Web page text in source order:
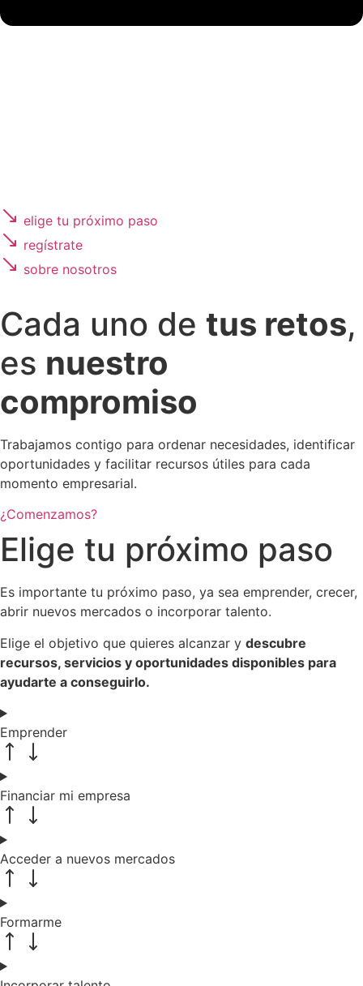
elige tu próximo paso
regístrate
sobre nosotros
Cada uno de tus retos,
es nuestro
compromiso
Trabajamos contigo para ordenar necesidades, identificar
oportunidades y facilitar recursos útiles para cada
momento empresarial.
¿Comenzamos?
Elige tu próximo paso
Es importante tu próximo paso, ya sea emprender, crecer,
abrir nuevos mercados o incorporar talento.
Elige el objetivo que quieres alcanzar y descubre
recursos, servicios y oportunidades disponibles para
ayudarte a conseguirlo.
Emprender
Financiar mi empresa
Acceder a nuevos mercados
Formarme